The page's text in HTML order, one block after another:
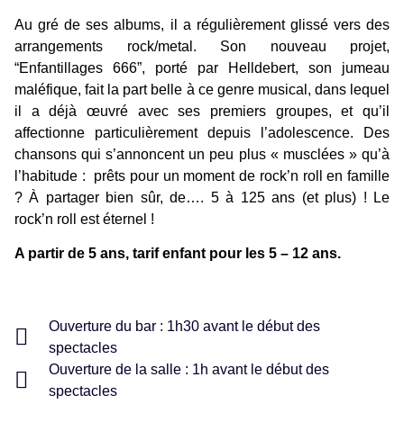
Au gré de ses albums, il a régulièrement glissé vers des
arrangements rock/metal. Son nouveau projet,
“Enfantillages 666”, porté par Helldebert, son jumeau
maléfique, fait la part belle à ce genre musical, dans lequel
il a déjà œuvré avec ses premiers groupes, et qu’il
affectionne particulièrement depuis l’adolescence. Des
chansons qui s’annoncent un peu plus « musclées » qu’à
l’habitude : prêts pour un moment de rock’n roll en famille
? À partager bien sûr, de…. 5 à 125 ans (et plus) ! Le
rock’n roll est éternel !
A partir de 5 ans, tarif enfant pour les 5 – 12 ans.
Ouverture du bar : 1h30 avant le début des
spectacles
Ouverture de la salle : 1h avant le début des
spectacles